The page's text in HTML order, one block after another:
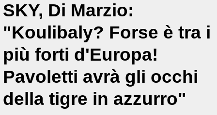
SKY, Di Marzio:
"Koulibaly? Forse è tra i
più forti d'Europa!
Pavoletti avrà gli occhi
della tigre in azzurro"